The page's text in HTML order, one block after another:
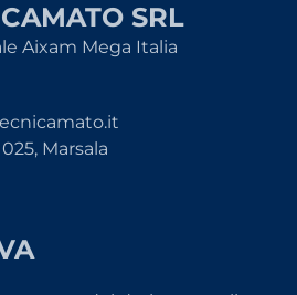
SRL
Aixam Mega Italia
Marsala